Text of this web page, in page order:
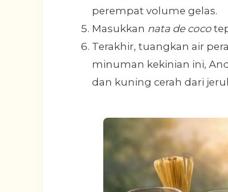
perempat volume gelas.
Masukkan nata de coco
Terakhir, tuangkan air
minuman kekinian ini,
dan kuning cerah dari